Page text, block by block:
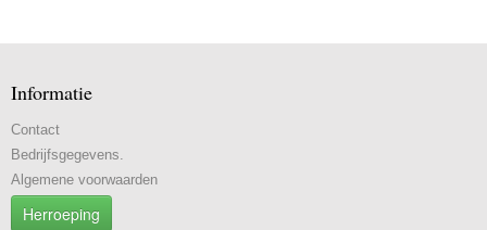
Informatie
Contact
Bedrijfsgegevens.
Algemene voorwaarden
Herroeping